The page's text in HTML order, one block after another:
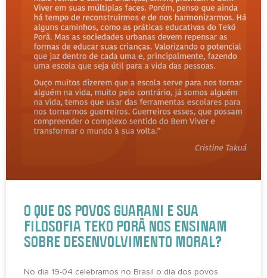
O QUE OS POVOS GUARANI E SUA
FILOSOFIA TEKO PORÃ NOS ENSINAM
SOBRE DESENVOLVIMENTO MORAL?
No dia 19-04 celebramos no Brasil o dia dos povos